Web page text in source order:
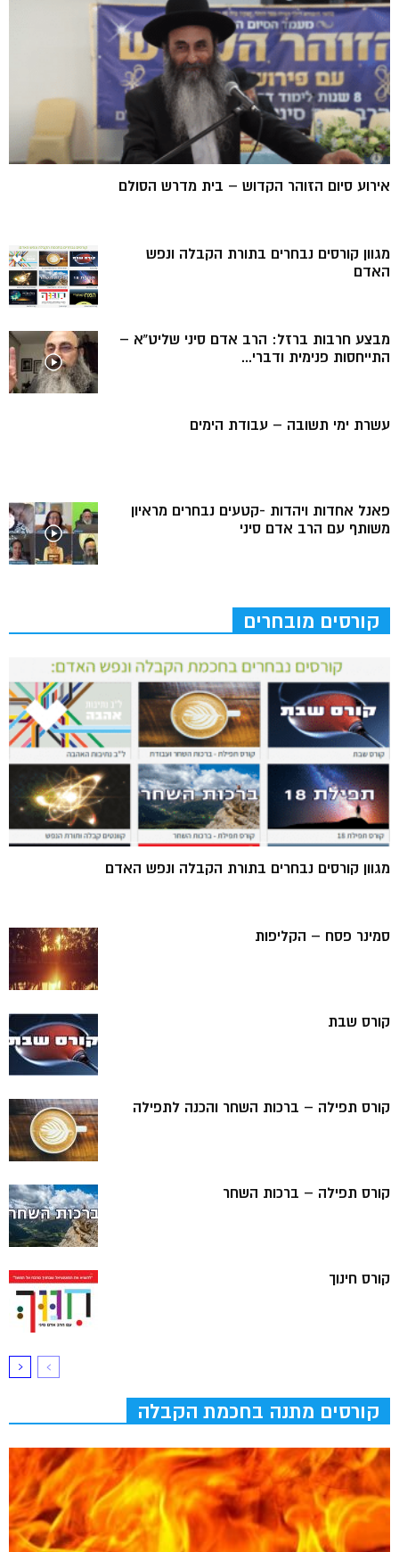
אירוע סיום הזוהר הקדוש – בית מדרש הסולם
מגוון קורסים נבחרים בתורת הקבלה ונפש
האדם
מבצע חרבות ברזל: הרב אדם סיני שליט”א –
התייחסות פנימית ודברי...
עשרת ימי תשובה – עבודת הימים
פאנל אחדות ויהדות -קטעים נבחרים מראיון
משותף עם הרב אדם סיני
קורסים מובחרים
מגוון קורסים נבחרים בתורת הקבלה ונפש האדם
סמינר פסח – הקליפות
קורס שבת
קורס תפילה – ברכות השחר והכנה לתפילה
קורס תפילה – ברכות השחר
קורס חינוך
קורסים מתנה בחכמת הקבלה